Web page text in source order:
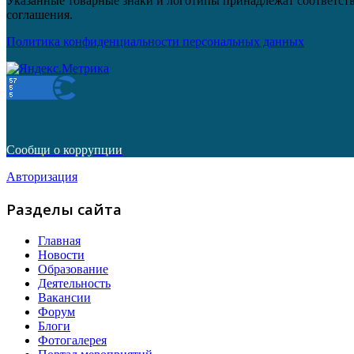
соглашения.
Политика конфиденциальности персональных данных
Сообщи о коррупции
Авторизация
Разделы сайта
Главная
Новости
Образование
Деятельность
Вакансии
Форум
Блоги
Фотогалерея